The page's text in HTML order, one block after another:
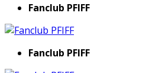
Fanclub PFIFF
Fanclub PFIFF